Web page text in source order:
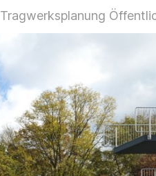
Tragwerksplanung